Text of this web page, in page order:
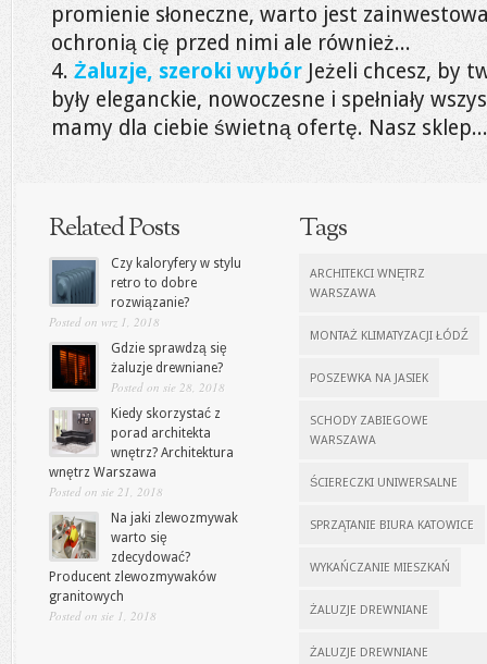
promienie słoneczne, warto jest
ochronią cię przed nimi ale również...
Żaluzje, szeroki wybór Jeżeli chcesz, by
były eleganckie, nowoczesne i spełniały
mamy dla ciebie świetną ofertę. Nasz sklep...
Related Posts
Czy kaloryfery w stylu
retro to dobre
rozwiązanie?
Posted on wrz 1, 2018
Gdzie sprawdzą się
żaluzje drewniane?
Posted on sie 28, 2018
Kiedy skorzystać z
porad architekta
wnętrz? Architektura
wnętrz Warszawa
Posted on sie 21, 2018
Na jaki zlewozmywak
warto się
zdecydować?
Producent zlewozmywaków
granitowych
Posted on sie 1, 2018
Tags
ARCHITEKCI WNĘTRZ
WARSZAWA
MONTAŻ KLIMATYZACJI ŁÓDŹ
POSZEWKA NA JASIEK
SCHODY ZABIEGOWE
WARSZAWA
ŚCIERECZKI UNIWERSALNE
SPRZĄTANIE BIURA KATOWICE
WYKAŃCZANIE MIESZKAŃ
ŻALUZJE DREWNIANE
ŻALUZJE DREWNIANE